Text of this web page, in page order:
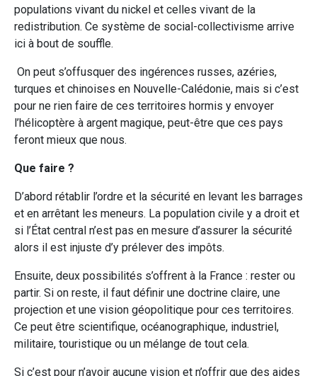
populations vivant du nickel et celles vivant de la
redistribution. Ce système de social-collectivisme arrive
ici à bout de souffle.
On peut s’offusquer des ingérences russes, azéries,
turques et chinoises en Nouvelle-Calédonie, mais si c’est
pour ne rien faire de ces territoires hormis y envoyer
l’hélicoptère à argent magique, peut-être que ces pays
feront mieux que nous.
Que faire ?
D’abord rétablir l’ordre et la sécurité en levant les barrages
et en arrêtant les meneurs. La population civile y a droit et
si l’État central n’est pas en mesure d’assurer la sécurité
alors il est injuste d’y prélever des impôts.
Ensuite, deux possibilités s’offrent à la France : rester ou
partir. Si on reste, il faut définir une doctrine claire, une
projection et une vision géopolitique pour ces territoires.
Ce peut être scientifique, océanographique, industriel,
militaire, touristique ou un mélange de tout cela.
Si c’est pour n’avoir aucune vision et n’offrir que des aides